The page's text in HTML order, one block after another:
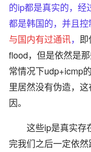
的ip都是真实的，经
都是韩国的，并且控
与国内有过通讯，
flood，但是依然是
常情况下udp+icmp
里居然没有伪造，
因。
这些ip是真实存
完我们之后一定依